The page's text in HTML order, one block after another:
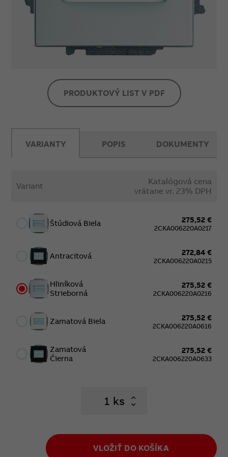
PRODUKTOVÝ LIST V PDF
VARIANTY
Variant
Katalógová cena
vrátane vr. 23% DPH
Štúdiová Biela 275,52 €
2CKA006220A0217
Antracitová 272,84 €
2CKA006220A0215
Hliníková
Strieborná
275,52 €
2CKA006220A0216
Zamatová Biela 275,52 €
2CKA006220A0616
Zamatová
Čierna
275,52 €
2CKA006220A0633
ks
VLOŽIŤ DO KOŠÍKA
POPIS DOKUMENTY